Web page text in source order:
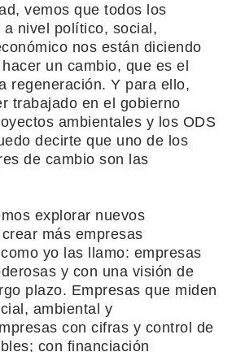
vemos que todos los
nivel político, social,
nos están diciendo
un cambio, que es el
regeneración. Y para ello,
trabajado en el gobierno
ambientales y los ODS
decirte que uno de los
de cambio son las
explorar nuevos
más empresas
yo las llamo: empresas
y con una visión de
plazo. Empresas que miden
, ambiental y
con cifras y control de
con financiación